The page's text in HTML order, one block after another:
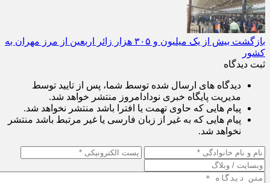
بازگشت بیش از یک میلیون و ۳۰۵ هزار زائر اربعین از مرز مهران به
کشور
ثبت دیدگاه
دیدگاه های ارسال شده توسط شما، پس از تایید توسط
مدیریت پایگاه خبری نودادامروز منتشر خواهد شد.
پیام هایی که حاوی تهمت یا افترا باشد منتشر نخواهد شد.
پیام هایی که به غیر از زبان فارسی یا غیر مرتبط باشد منتشر
نخواهد شد.